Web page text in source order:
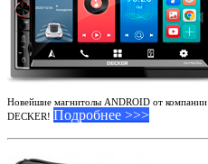
Новейшие магнитолы ANDROID от компании
DECKER! Подробнее >>>